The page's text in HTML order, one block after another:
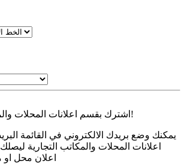
اشترك بقسم اعلانات المحلات والمكاتب التجارية مجاناً!
يمكنك وضع بريدك الالكتروني في القائمة
اعلانات المحلات والمكاتب التجارية
اعلان محل او